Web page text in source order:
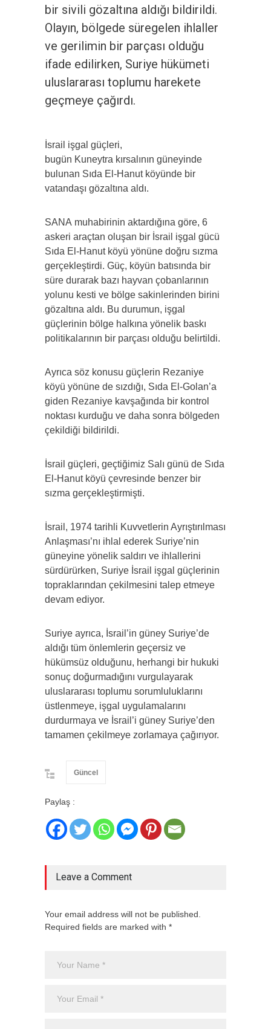
bir sivili gözaltına aldığı bildirildi.
Olayın, bölgede süregelen ihlaller
ve gerilimin bir parçası olduğu
ifade edilirken, Suriye hükümeti
uluslararası toplumu harekete
geçmeye çağırdı.
İsrail işgal güçleri,
bugün Kuneytra kırsalının güneyinde
bulunan Sıda El-Hanut köyünde bir
vatandaşı gözaltına aldı.
SANA muhabirinin aktardığına göre, 6
askeri araçtan oluşan bir İsrail işgal gücü
Sıda El-Hanut köyü yönüne doğru sızma
gerçekleştirdi. Güç, köyün batısında bir
süre durarak bazı hayvan çobanlarının
yolunu kesti ve bölge sakinlerinden birini
gözaltına aldı. Bu durumun, işgal
güçlerinin bölge halkına yönelik baskı
politikalarının bir parçası olduğu belirtildi.
Ayrıca söz konusu güçlerin Rezaniye
köyü yönüne de sızdığı, Sıda El-Golan’a
giden Rezaniye kavşağında bir kontrol
noktası kurduğu ve daha sonra bölgeden
çekildiği bildirildi.
İsrail güçleri, geçtiğimiz Salı günü de Sıda
El-Hanut köyü çevresinde benzer bir
sızma gerçekleştirmişti.
İsrail, 1974 tarihli Kuvvetlerin Ayrıştırılması
Anlaşması’nı ihlal ederek Suriye’nin
güneyine yönelik saldırı ve ihlallerini
sürdürürken, Suriye İsrail işgal güçlerinin
topraklarından çekilmesini talep etmeye
devam ediyor.
Suriye ayrıca, İsrail’in güney Suriye’de
aldığı tüm önlemlerin geçersiz ve
hükümsüz olduğunu, herhangi bir hukuki
sonuç doğurmadığını vurgulayarak
uluslararası toplumu sorumluluklarını
üstlenmeye, işgal uygulamalarını
durdurmaya ve İsrail’i güney Suriye’den
tamamen çekilmeye zorlamaya çağırıyor.
Güncel
Paylaş :
Leave a Comment
Your email address will not be published.
Required fields are marked with *